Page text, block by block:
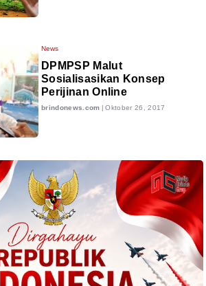
News
DPMPSP Malut
Sosialisasikan Konsep
Perijinan Online
brindonews.com | Oktober 26, 2017